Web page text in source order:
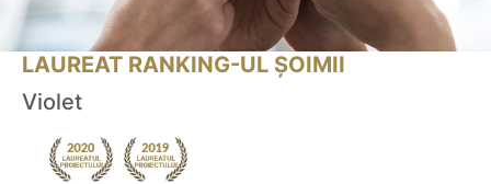
LAUREAT RANKING-UL ȘOIMII
Violet